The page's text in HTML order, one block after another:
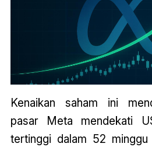
Kenaikan saham ini
pasar Meta mendekati
tertinggi dalam 52